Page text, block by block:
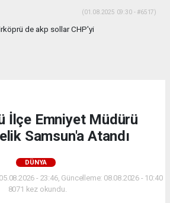
(01.08.2025 09:30 - #6517)
de akp sollar CHP'yi
İlçe Emniyet Müdürü
Samsun'a Atandı
DÜNYA
- 23:46, Güncelleme: 08.08.2026 - 10:40
8071 kez okundu.